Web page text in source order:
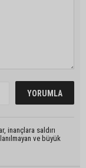
inançlara saldırı
ve büyük